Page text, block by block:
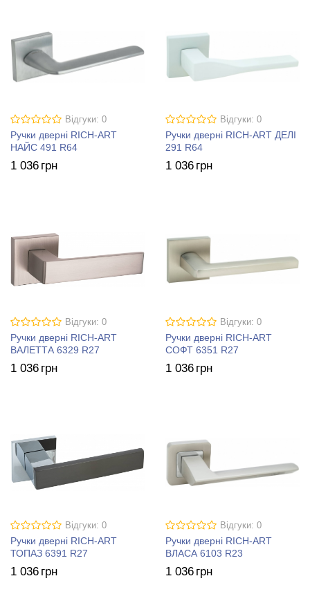
Відгуки: 0
Ручки дверні RICH-ART
НАЙС 491 R64
1 036 грн
Відгуки: 0
Ручки дверні RICH-ART ДЕЛІ
291 R64
1 036 грн
Відгуки: 0
Ручки дверні RICH-ART
ВАЛЕТТА 6329 R27
1 036 грн
Відгуки: 0
Ручки дверні RICH-ART
СОФТ 6351 R27
1 036 грн
Відгуки: 0
Ручки дверні RICH-ART
ТОПАЗ 6391 R27
1 036 грн
Відгуки: 0
Ручки дверні RICH-ART
ВЛАСА 6103 R23
1 036 грн